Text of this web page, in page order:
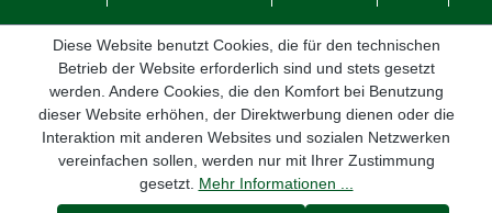
Diese Website benutzt Cookies, die für den technischen
Betrieb der Website erforderlich sind und stets gesetzt
werden. Andere Cookies, die den Komfort bei Benutzung
dieser Website erhöhen, der Direktwerbung dienen oder die
Interaktion mit anderen Websites und sozialen Netzwerken
vereinfachen sollen, werden nur mit Ihrer Zustimmung
gesetzt. Mehr Informationen ...